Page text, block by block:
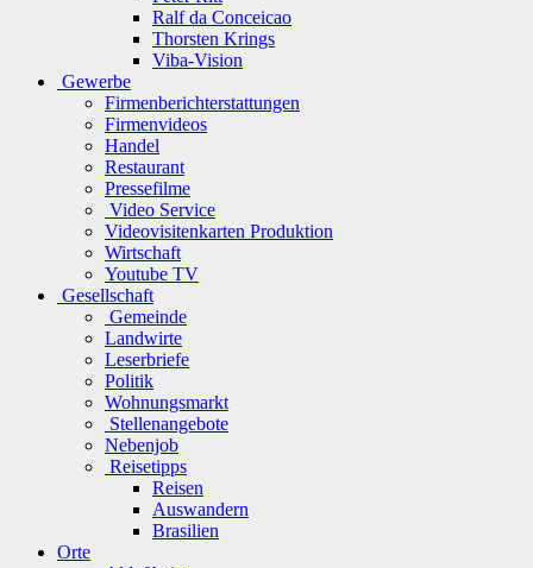
Ralf da Conceicao
Thorsten Krings
Viba-Vision
Gewerbe
Firmenberichterstattungen
Firmenvideos
Handel
Restaurant
Pressefilme
Video Service
Videovisitenkarten Produktion
Wirtschaft
Youtube TV
Gesellschaft
Gemeinde
Landwirte
Leserbriefe
Politik
Wohnungsmarkt
Stellenangebote
Nebenjob
Reisetipps
Reisen
Auswandern
Brasilien
Orte